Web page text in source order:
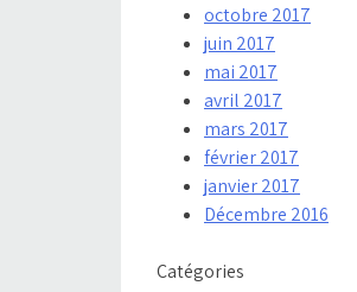
octobre 2017
juin 2017
mai 2017
avril 2017
mars 2017
février 2017
janvier 2017
Décembre 2016
Catégories